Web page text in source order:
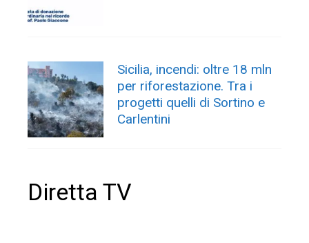
Sicilia, incendi: oltre 18 mln
per riforestazione. Tra i
progetti quelli di Sortino e
Carlentini
Diretta TV